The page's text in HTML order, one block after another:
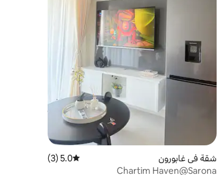
شقة في غابورون متوسط التقييم 5.0 من 5، 3 مراجعات
5.0 (3)
Chartim Haven@Sarona